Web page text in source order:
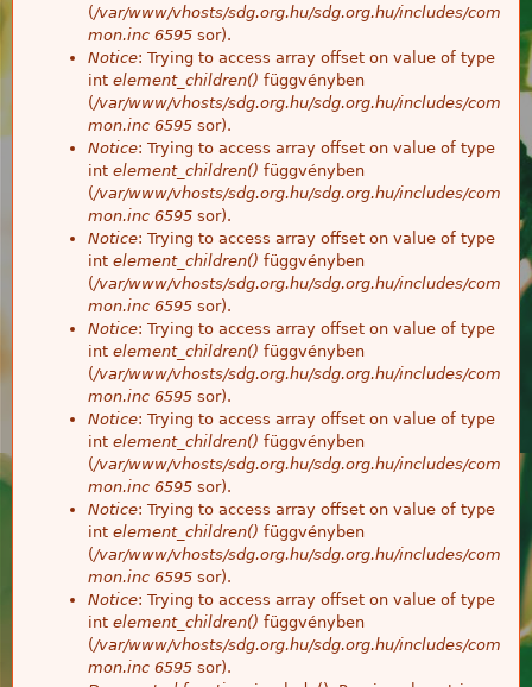
(/var/www/vhosts/sdg.org.hu/sdg.org.hu/includes/com
mon.inc 6595 sor).
Notice: Trying to access array offset on value of type
int element_children() függvényben
(/var/www/vhosts/sdg.org.hu/sdg.org.hu/includes/com
mon.inc 6595 sor).
Notice: Trying to access array offset on value of type
int element_children() függvényben
(/var/www/vhosts/sdg.org.hu/sdg.org.hu/includes/com
mon.inc 6595 sor).
Notice: Trying to access array offset on value of type
int element_children() függvényben
(/var/www/vhosts/sdg.org.hu/sdg.org.hu/includes/com
mon.inc 6595 sor).
Notice: Trying to access array offset on value of type
int element_children() függvényben
(/var/www/vhosts/sdg.org.hu/sdg.org.hu/includes/com
mon.inc 6595 sor).
Notice: Trying to access array offset on value of type
int element_children() függvényben
(/var/www/vhosts/sdg.org.hu/sdg.org.hu/includes/com
mon.inc 6595 sor).
Notice: Trying to access array offset on value of type
int element_children() függvényben
(/var/www/vhosts/sdg.org.hu/sdg.org.hu/includes/com
mon.inc 6595 sor).
Notice: Trying to access array offset on value of type
int element_children() függvényben
(/var/www/vhosts/sdg.org.hu/sdg.org.hu/includes/com
mon.inc 6595 sor).